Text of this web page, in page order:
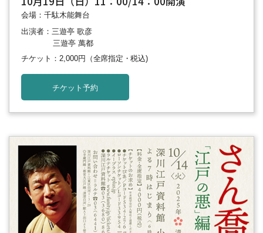
会場：千駄木能舞台
出演者：三遊亭 歌彦
三遊亭 萬都
チケット：2,000円 （全席指定・税込)
チケット予約